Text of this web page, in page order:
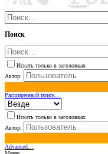
Поиск
Искать только в заголовках
Автор:
Расширенный поиск…
Искать только в заголовках
Автор:
Advanced…